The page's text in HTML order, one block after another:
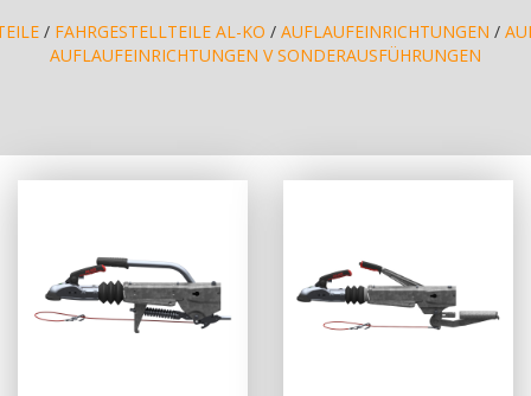
/ FAHRGESTELLTEILE AL-KO / AUFLAUFEINRICHTUNGEN /
AUFLAUFEINRICHTUNGEN V SONDERAUSFÜHRUNGEN